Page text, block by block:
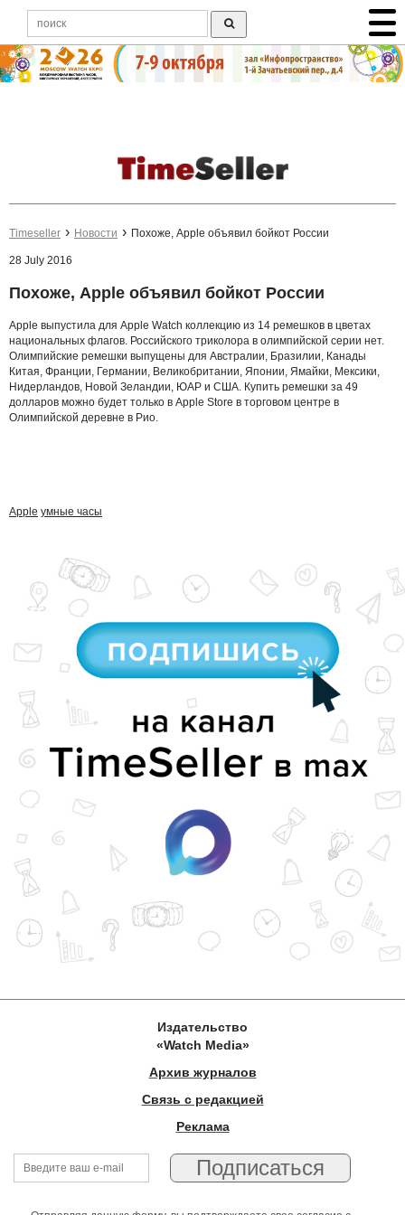
Timeseller Новости Похоже, Apple объявил бойкот России
28 July 2016
Похоже, Apple объявил бойкот России
Apple выпустила для Apple Watch коллекцию из 14 ремешков в цветах
национальных флагов. Российского триколора в олимпийской серии нет.
Олимпийские ремешки выпущены для Австралии, Бразилии, Канады
Китая, Франции, Германии, Великобритании, Японии, Ямайки, Мексики,
Нидерландов, Новой Зеландии, ЮАР и США. Купить ремешки за 49
долларов можно будет только в Apple Store в торговом центре в
Олимпийской деревне в Рио.
Apple умные часы
Издательство
«Watch Media»
Архив журналов
Связь с редакцией
Реклама